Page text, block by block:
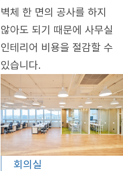
벽체 한 면의 공사를 하지
않아도 되기 때문에 사무실
인테리어 비용을 절감할 수
있습니다.
회의실